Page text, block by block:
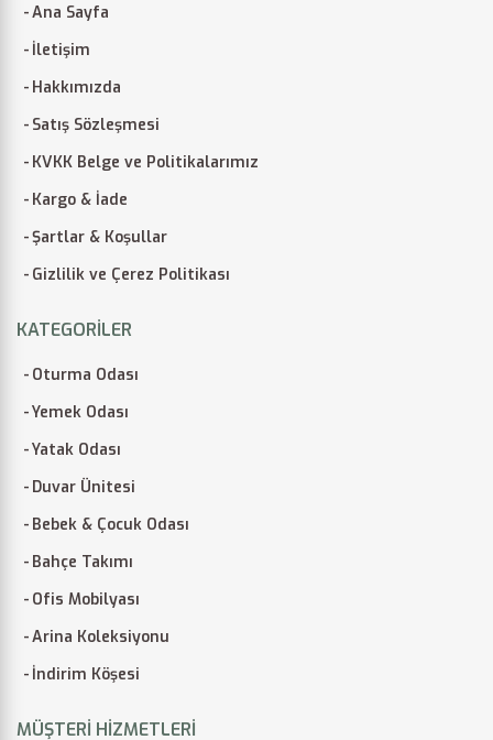
Ana Sayfa
İletişim
Hakkımızda
Satış Sözleşmesi
KVKK Belge ve Politikalarımız
Kargo & İade
Şartlar & Koşullar
Gizlilik ve Çerez Politikası
KATEGORILER
Oturma Odası
Yemek Odası
Yatak Odası
Duvar Ünitesi
Bebek & Çocuk Odası
Bahçe Takımı
Ofis Mobilyası
Arina Koleksiyonu
İndirim Köşesi
MÜŞTERI HIZMETLERI